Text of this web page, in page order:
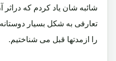
شائبه شان یاد کردم که
تعارفی به شکل بسیار
را ازمدتها قبل می شناختیم.